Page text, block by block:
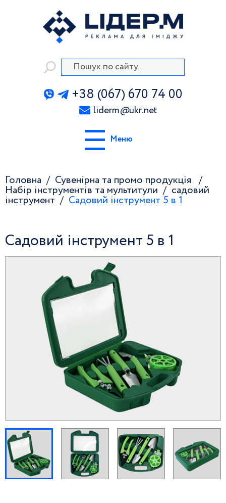
+38 (067) 670 74 00
liderm@ukr.net
Меню
Головна
Сувенірна та промо продукція
Набір інструментів та мультитули
cадовий
інструмент
Садовий інструмент 5 в 1
Садовий інструмент 5 в 1